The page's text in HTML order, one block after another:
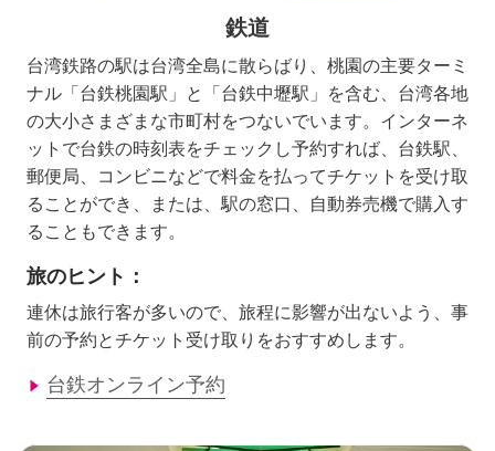
鉄道
台湾鉄路の駅は台湾全島に散らばり、桃園の主要ターミ
ナル「台鉄桃園駅」と「台鉄中壢駅」を含む、台湾各地
の大小さまざまな市町村をつないでいます。インターネ
ットで台鉄の時刻表をチェックし予約すれば、台鉄駅、
郵便局、コンビニなどで料金を払ってチケットを受け取
ることができ、または、駅の窓口、自動券売機で購入す
ることもできます。
旅のヒント：
連休は旅行客が多いので、旅程に影響が出ないよう、事
前の予約とチケット受け取りをおすすめします。
台鉄オンライン予約